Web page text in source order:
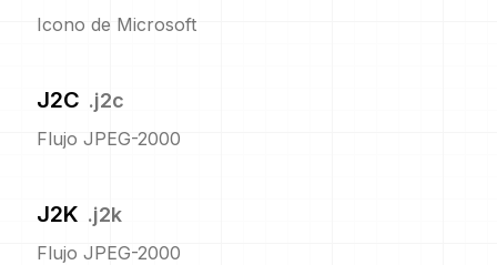
Icono de Microsoft
J2C .j2c
Flujo JPEG-2000
J2K .j2k
Flujo JPEG-2000